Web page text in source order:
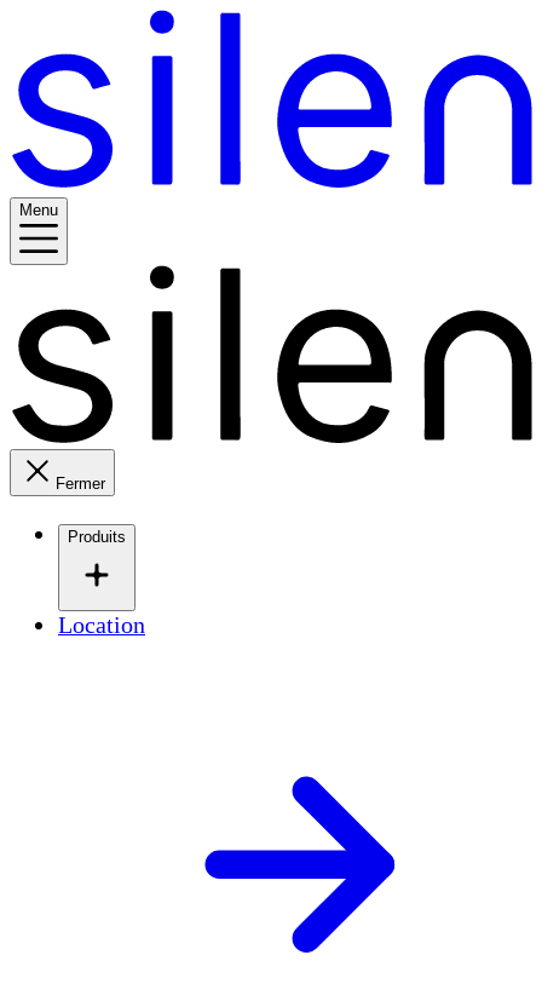
Menu
Fermer
Produits
Location